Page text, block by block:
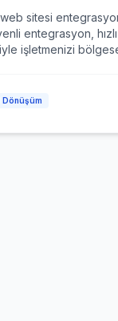
sitesi
entegrasyon,
işletmenizi
Dönüşüm